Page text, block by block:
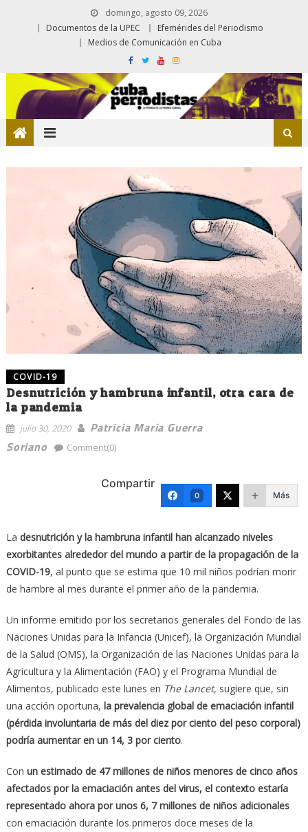
domingo, agosto 09, 2026
Documentos de la UPEC
Efemérides del Periodismo
Medios de Comunicación en Cuba
COVID-19
Desnutrición y hambruna infantil, otra cara de
la pandemia
julio 30, 2020
Patricia Maria Guerra
Soriano
Comment(0)
Compartir
0 Más
La desnutrición y la hambruna infantil han alcanzado niveles
exorbitantes alrededor del mundo a partir de la propagación de la
COVID-19, al punto que se estima que 10 mil niños podrían morir
de hambre al mes durante el primer año de la pandemia.
Un informe emitido por los secretarios generales del Fondo de las
Naciones Unidas para la Infancia (Unicef), la Organización Mundial
de la Salud (OMS), la Organización de las Naciones Unidas para la
Agricultura y la Alimentación (FAO) y el Programa Mundial de
Alimentos, publicado este lunes en The Lancet, sugiere que, sin
una acción oportuna, la prevalencia global de emaciación infantil
(pérdida involuntaria de más del diez por ciento del peso corporal)
podría aumentar en un 14, 3 por ciento.
Con un estimado de 47 millones de niños menores de cinco años
afectados por la emaciación antes del virus, el contexto estaría
representado ahora por unos 6, 7 millones de niños adicionales
con emaciación durante los primeros doce meses de la